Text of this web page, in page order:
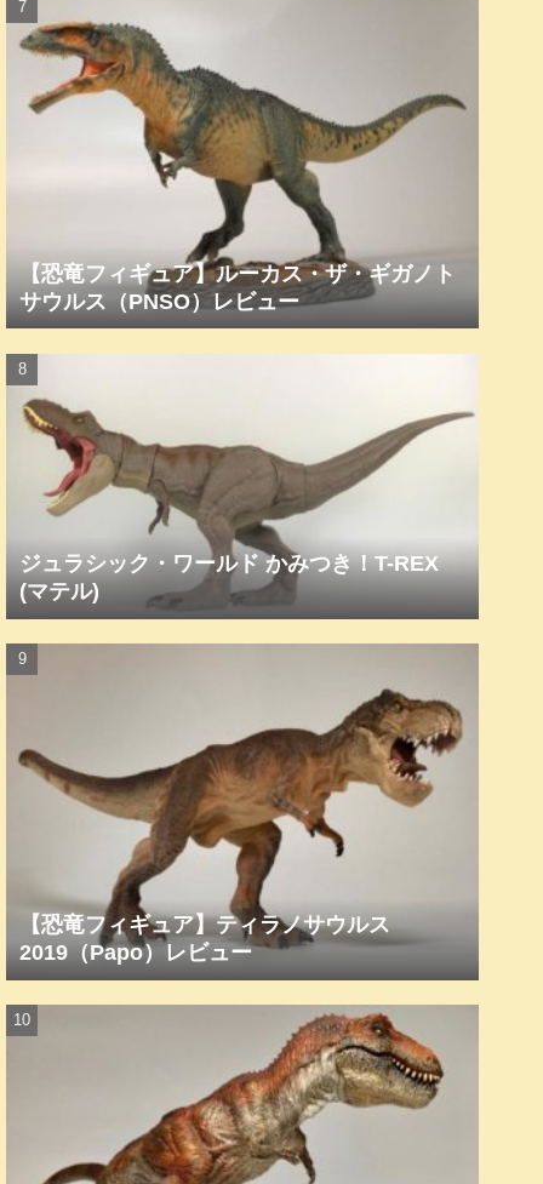
【恐竜フィギュア】ルーカス・ザ・ギガノト
サウルス（PNSO）レビュー
ジュラシック・ワールド かみつき！T-REX
(マテル)
【恐竜フィギュア】ティラノサウルス
2019（Papo）レビュー